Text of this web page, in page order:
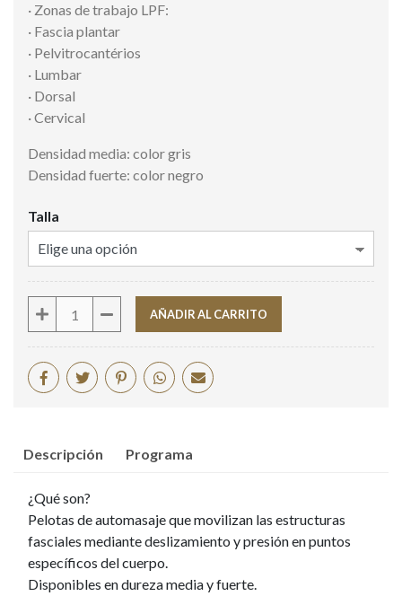
· Zonas de trabajo LPF:
· Fascia plantar
· Pelvitrocantérios
· Lumbar
· Dorsal
· Cervical
Densidad media: color gris
Densidad fuerte: color negro
Talla
Cantidad AÑADIR AL CARRITO
Descripción Programa
¿Qué son?
Pelotas de automasaje que movilizan las estructuras
fasciales mediante deslizamiento y presión en puntos
específicos del cuerpo.
Disponibles en dureza media y fuerte.